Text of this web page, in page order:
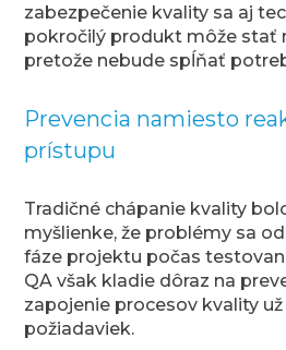
zabezpečenie kvality sa aj
pokročilý produkt môže stať
pretože nebude spĺňať
Prevencia namiesto
prístupu
Tradičné chápanie kvality
myšlienke, že problémy sa
fáze projektu počas
QA však kladie dôraz na
zapojenie procesov kvality
požiadaviek.